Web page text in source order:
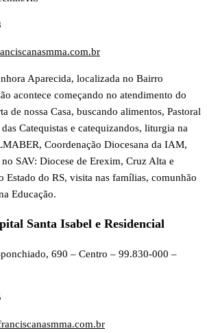
Aparecida, localizada no Bairro
acontece começando no atendimento do
de nossa Casa, buscando alimentos, Pastoral
Catequistas e catequizandos, liturgia na
Coordenação Diocesana da IAM,
SAV: Diocese de Erexim, Cruz Alta e
Estado do RS, visita nas famílias, comunhão
Educação.
Santa Isabel e Residencial
690 – Centro – 99.830-000 –